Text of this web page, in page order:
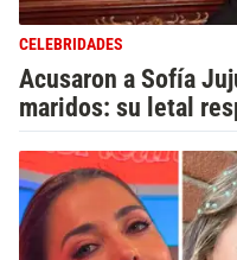
CELEBRIDADES
Acusaron a Sofía
maridos: su letal